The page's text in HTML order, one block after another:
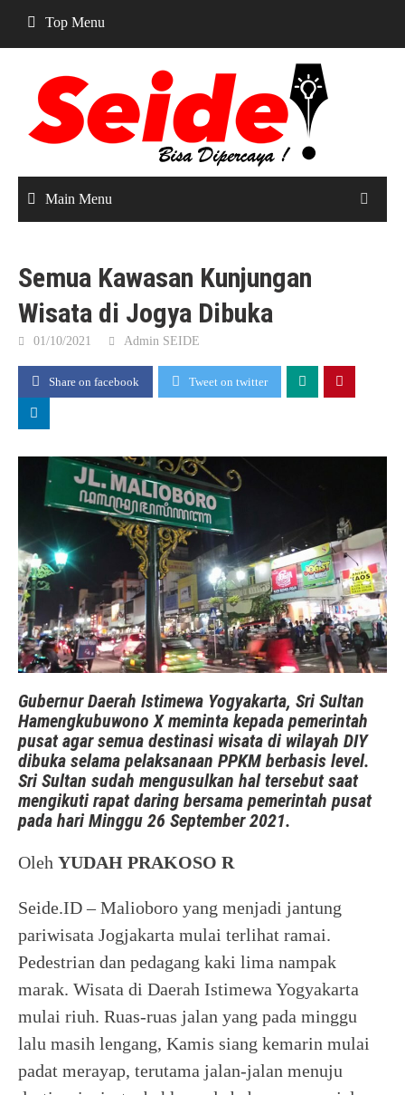
content
Top Menu
Main Menu
Semua Kawasan Kunjungan
Wisata di Jogya Dibuka
01/10/2021 Admin SEIDE
Share on facebook Tweet on twitter
Gubernur Daerah Istimewa Yogyakarta, Sri Sultan
Hamengkubuwono X meminta kepada pemerintah
pusat agar semua destinasi wisata di wilayah DIY
dibuka selama pelaksanaan PPKM berbasis level.
Sri Sultan sudah mengusulkan hal tersebut saat
mengikuti rapat daring bersama pemerintah pusat
pada hari Minggu 26 September 2021.
Oleh YUDAH PRAKOSO R
Seide.ID – Malioboro yang menjadi jantung
pariwisata Jogjakarta mulai terlihat ramai.
Pedestrian dan pedagang kaki lima nampak
marak. Wisata di Daerah Istimewa Yogyakarta
mulai riuh. Ruas-ruas jalan yang pada minggu
lalu masih lengang, Kamis siang kemarin mulai
padat merayap, terutama jalan-jalan menuju